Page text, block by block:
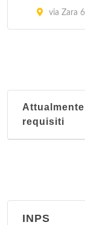
via Zara
requisiti
INPS